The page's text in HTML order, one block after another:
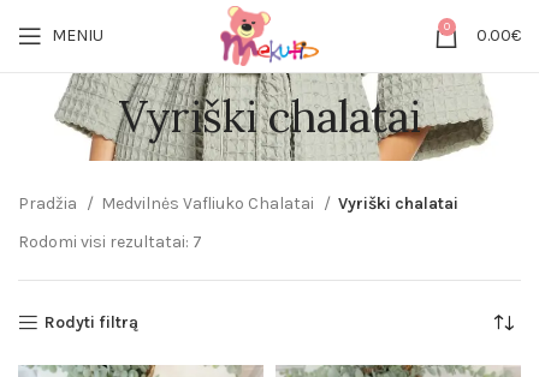
MENIU 0 0.00€
Vyriški chalatai
Pradžia Medvilnės Vafliuko Chalatai
Vyriški chalatai
Rodomi visi rezultatai: 7
Rodyti filtrą